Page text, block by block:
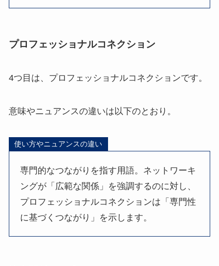
プロフェッショナルコネクション
4つ目は、プロフェッショナルコネクションです。
意味やニュアンスの違いは以下のとおり。
使い方やニュアンスの違い
専門的なつながりを指す用語。ネットワーキ
ングが「広範な関係」を強調するのに対し、
プロフェッショナルコネクションは「専門性
に基づくつながり」を示します。